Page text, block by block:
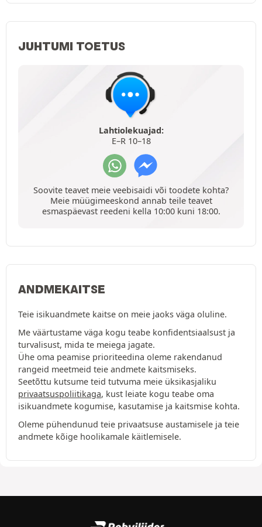
JUHTUMI TOETUS
Lahtiolekuajad:
E–R 10–18
Soovite teavet meie veebisaidi või toodete kohta?
Meie müügimeeskond annab teile teavet
esmaspäevast reedeni kella 10:00 kuni 18:00.
ANDMEKAITSE
Teie isikuandmete kaitse on meie jaoks väga oluline.
Me väärtustame väga kogu teabe konfidentsiaalsust ja
turvalisust, mida te meiega jagate.
Ühe oma peamise prioriteedina oleme rakendanud
rangeid meetmeid teie andmete kaitsmiseks.
Seetõttu kutsume teid tutvuma meie üksikasjaliku
privaatsuspoliitikaga, kust leiate kogu teabe oma
isikuandmete kogumise, kasutamise ja kaitsmise kohta.
Oleme pühendunud teie privaatsuse austamisele ja teie
andmete kõige hoolikamale käitlemisele.